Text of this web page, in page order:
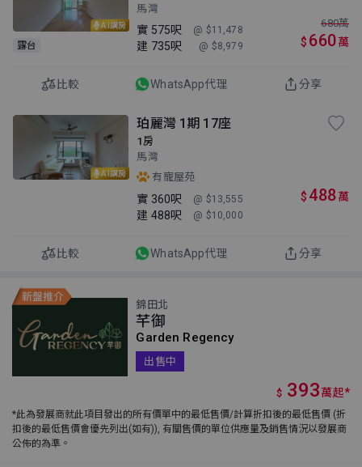
AI講房
露台
馬灣
實 575呎 @ $11,478
建 735呎 @ $8,979
680萬
$ 660萬
比較 WhatsApp代理 分享
AI講房
珀麗灣 1期 17座
1房
馬灣
有寵屋苑
實 360呎 @ $13,555
建 488呎 @ $10,000
$ 488萬
比較 WhatsApp代理 分享
錦田北
芊御
Garden Regency
出售中
$ 393萬起*
*此為發展商就此項目發出的所有價單中的最低售價/計算折扣後的最低售價 (折
扣後的最低售價會優先列出(如有)), 有關售價的單位供應量及銷售情況以發展商
公佈的為準。